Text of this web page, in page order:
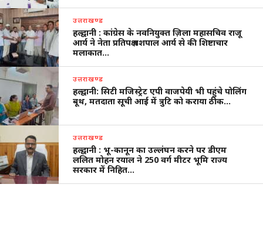
उत्तराखण्ड
हल्द्वानी : कांग्रेस के नवनियुक्त ज़िला महासचिव राजू
आर्य ने नेता प्रतिपक्ष यशपाल आर्य से की शिष्टाचार
मलाकात…
उत्तराखण्ड
हल्द्वानी: सिटी मजिस्ट्रेट एपी वाजपेयी भी पहुंचे पोलिंग
बूथ, मतदाता सूची आई में त्रुटि को कराया ठीक…
उत्तराखण्ड
हल्द्वानी : भू-कानून का उल्लंघन करने पर डीएम
ललित मोहन रयाल ने 250 वर्ग मीटर भूमि राज्य
सरकार में निहित…